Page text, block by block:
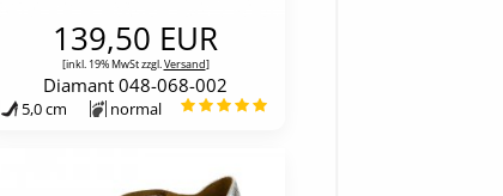
139,50 EUR
[inkl. 19% MwSt zzgl. Versand]
Diamant 048-068-002
5,0 cm normal